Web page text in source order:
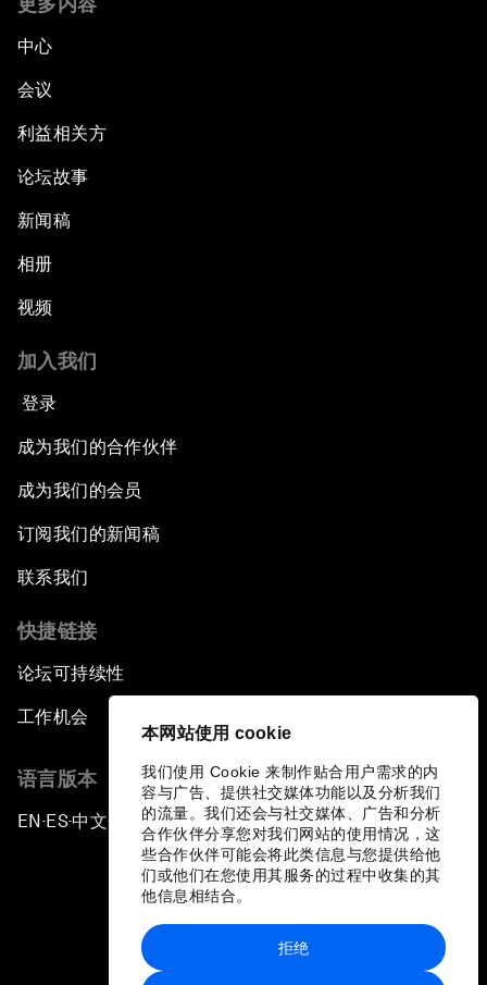
本网站使用 cookie
我们使用 Cookie 来制作贴合用户需求的内
容与广告、提供社交媒体功能以及分析我们
的流量。我们还会与社交媒体、广告和分析
合作伙伴分享您对我们网站的使用情况，这
些合作伙伴可能会将此类信息与您提供给他
们或他们在您使用其服务的过程中收集的其
他信息相结合。
拒绝
中心
会议
利益相关方
论坛故事
新闻稿
相册
视频
加入我们
登录
成为我们的合作伙伴
成为我们的会员
订阅我们的新闻稿
联系我们
快捷链接
论坛可持续性
工作机会
语言版本
EN ▪ES▪中文▪ 日本語